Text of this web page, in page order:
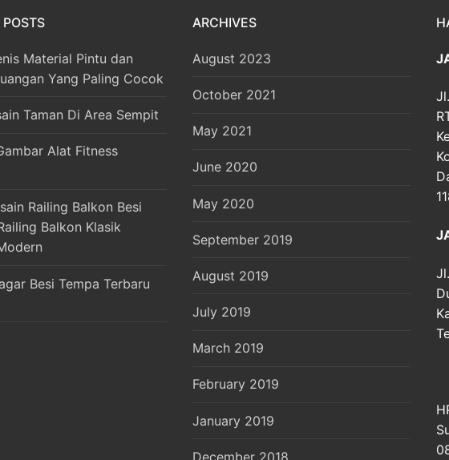
Material Pintu dan
Yang Paling Cocok
Taman Di Area Sempit
Alat Fitness
Railing Balkon Besi
Balkon Klasik
Besi Tempa Terbaru
ARCHIVES
August 2023
October 2021
May 2021
June 2020
May 2020
September 2019
August 2019
July 2019
March 2019
February 2019
January 2019
December 2018